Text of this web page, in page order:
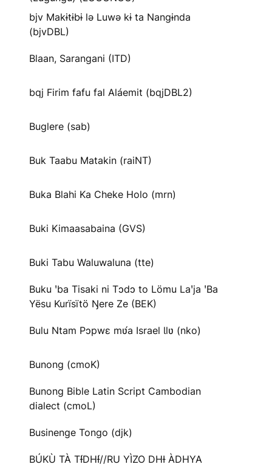
bjv Makɨtɨbɨ lə Luwə kɨ ta Nangɨnda
(bjvDBL)
Blaan, Sarangani (ITD)
bqj Firim fafu fal Aláemit (bqjDBL2)
Buglere (sab)
Buk Taabu Matakin (raiNT)
Buka Blahi Ka Cheke Holo (mrn)
Buki Kimaasabaina (GVS)
Buki Tabu Waluwaluna (tte)
Buku ꞌba Tisaki ni Tɔdɔ to Lömu Laꞌja ꞌBa
Yësu Kurïsïtö Ŋere Ze (BEK)
Bulu Ntam Pɔpwɛ mʋ́a Israel Ɩlʋ (nko)
Bunong (cmoK)
Bunong Bible Latin Script Cambodian
dialect (cmoL)
Businenge Tongo (djk)
BÚKÙ TÀ TƗ́DHƗ́//RU YÌZO DHƗ ÀDHYA